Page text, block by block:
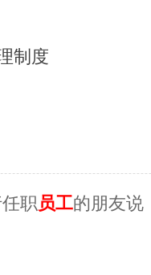
制度
职员工的朋友说